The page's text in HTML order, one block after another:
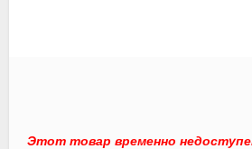
Этот товар временно